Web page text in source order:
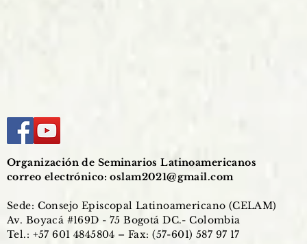
Organización de Seminarios Latinoamericanos
correo electrónico:oslam2021@gmail.com
Sede: Consejo Episcopal Latinoamericano (CELAM)
Av. Boyacá #169D - 75 Bogotá DC.- Colombia
Tel.: +57 601 4845804 – Fax: (57-601) 587 97 17